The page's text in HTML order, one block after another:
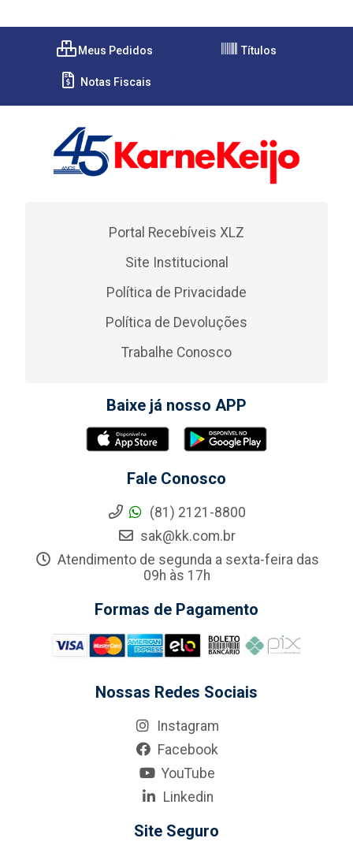
Meus Pedidos Títulos
Notas Fiscais
Portal Recebíveis XLZ
Site Institucional
Política de Privacidade
Política de Devoluções
Trabalhe Conosco
Baixe já nosso APP
Fale Conosco
(81) 2121-8800
sak@kk.com.br
Atendimento de segunda a sexta-feira das
09h às 17h
Formas de Pagamento
Nossas Redes Sociais
Instagram
Facebook
YouTube
Linkedin
Site Seguro